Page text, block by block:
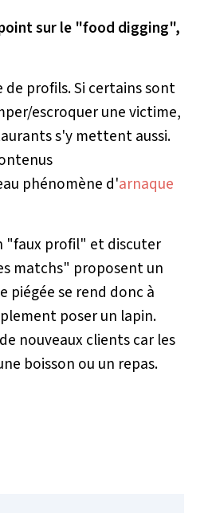
sur le "food digging",
profils. Si certains sont
escroquer une victime,
s'y mettent aussi.
phénomène d'arnaque
"faux profil" et discuter
matchs" proposent un
piégée se rend donc à
poser un lapin.
nouveaux clients car les
boisson ou un repas.